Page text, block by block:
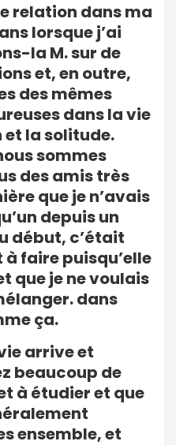
relation dans ma
lorsque j’ai
la M. sur de
et, en outre,
des mêmes
dans la vie
la solitude.
sommes
des amis très
que je n’avais
depuis un
début, c’était
faire puisqu’elle
que je ne voulais
dans
ça.
arrive et
beaucoup de
à étudier et que
ensemble, et